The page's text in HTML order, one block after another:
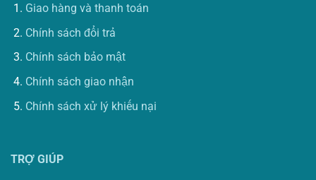
Giao hàng và thanh toán
Chính sách đổi trả
Chính sách bảo mật
Chính sách giao nhận
Chính sách xử lý khiếu nại
TRỢ GIÚP